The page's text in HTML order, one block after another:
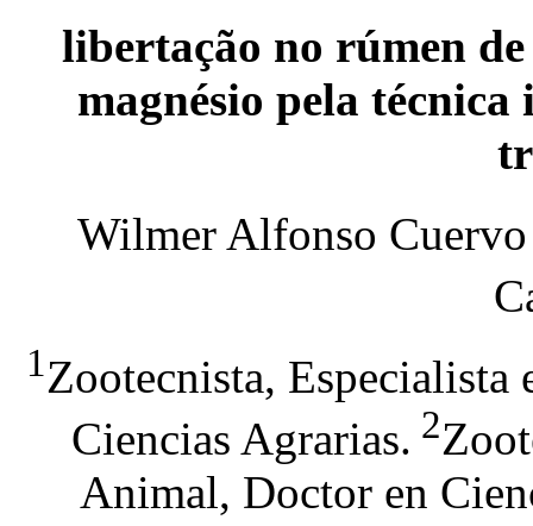
libertação no rúmen
magnésio pela técnica
Wilmer Alfonso
1Zootecnista,
Ciencias Agrarias. 2
Animal, Doctor en